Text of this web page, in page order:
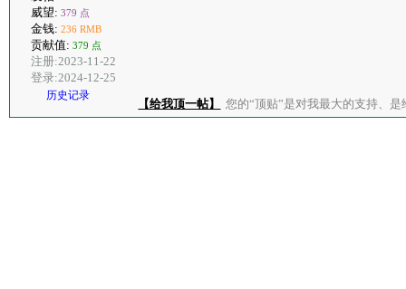
威望: 379 点
金钱: 236 RMB
贡献值: 379 点
注册:2023-11-22
登录:2024-12-25
历史记录
【给我顶一帖】 您的“顶贴”是对我最大的支持、